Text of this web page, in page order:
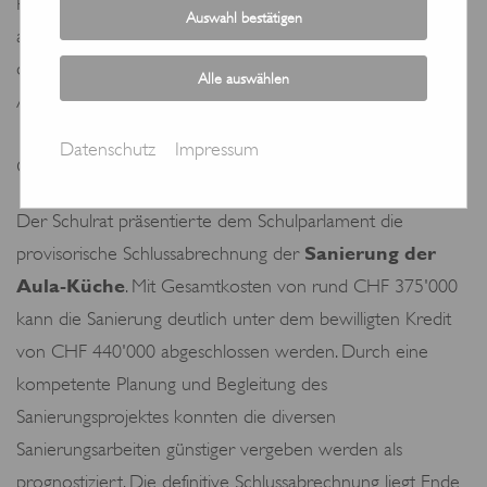
abgeändert. Anschliessend wurde der Nachtrag in
der Schlussabstimmung deutlich angenommen. Nach
Ablauf der unbenutzten Referendumsfrist, welche bis zum
Oberstufenschule ein Alkohol- und Rauchverbot.
Der Schulrat präsentierte dem Schulparlament die
provisorische Schlussabrechnung der Sanierung der
Aula-Küche. Mit Gesamtkosten von rund CHF 375'000
kann die Sanierung deutlich unter dem bewilligten Kredit
von CHF 440'000 abgeschlossen werden. Durch eine
kompetente Planung und Begleitung des
Sanierungsprojektes konnten die diversen
Sanierungsarbeiten günstiger vergeben werden als
prognostiziert. Die definitive Schlussabrechnung liegt Ende
Auswahl bestätigen
Alle auswählen
Datenschutz Impressum